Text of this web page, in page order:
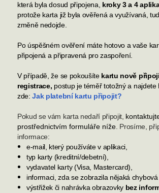
která byla dosud připojena, kroky 3 a 4
protože karta již byla ověřená a využívaná,
změně nedojde.
Po úspěšném ověření máte hotovo a vaše
připojená a připravená pro zaspoření.
V případě, že se pokoušíte kartu nově
registrace, postup je téměř totožný a najdete
zde:Jak platební kartu připojit?
Pokud se vám karta nedaří připojit,
prostřednictvím formuláře níže . Prosíme,
informace:
e-mail, který používáte v aplikaci,
typ karty (kreditní/debetní),
vydavatel karty (Visa, Mastercard),
informaci, zda se zobrazila nějaká chybová
výstřižek či nahrávka obrazovky bez